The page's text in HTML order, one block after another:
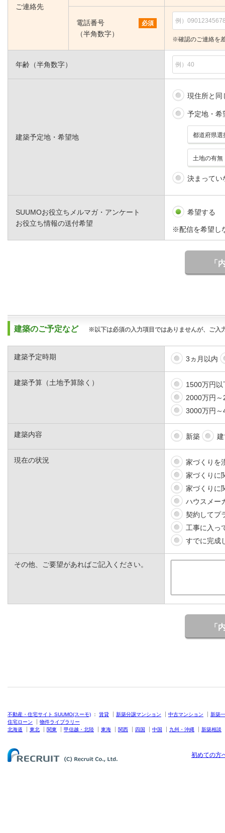
ご連絡先
電話番号
（半角数字）
必須
※確認のご連絡を
年齢（半角数字）
建築予定地・希望地
現住所と同
予定地・希
決まってい
SUUMOお役立ちメルマガ・アンケート
お役立ち情報の送付希望
希望する
※配信を希望し
「
建築のご予定など ※以下は必須の入力項目ではありませんが、ご入
建築予定時期 3ヵ月以内
建築予算（土地予算除く）
1500万円以
2000万円
3000万円～
建築内容 新築
現在の状況
家づくりを
家づくりに
家づくりに
ハウスメー
契約してプ
工事に入っ
すでに完成
その他、ご要望があればご記入ください。
「
不動産・住宅サイト SUUMO(スーモ) ： 賃貸 新築分譲マンション 中古マンション
新築
住宅ローン
物件ライブラリー
北海道
東北 関東 甲信越・北陸 東海 関西 四国 中国 九州・沖縄 新築相談
初めての方